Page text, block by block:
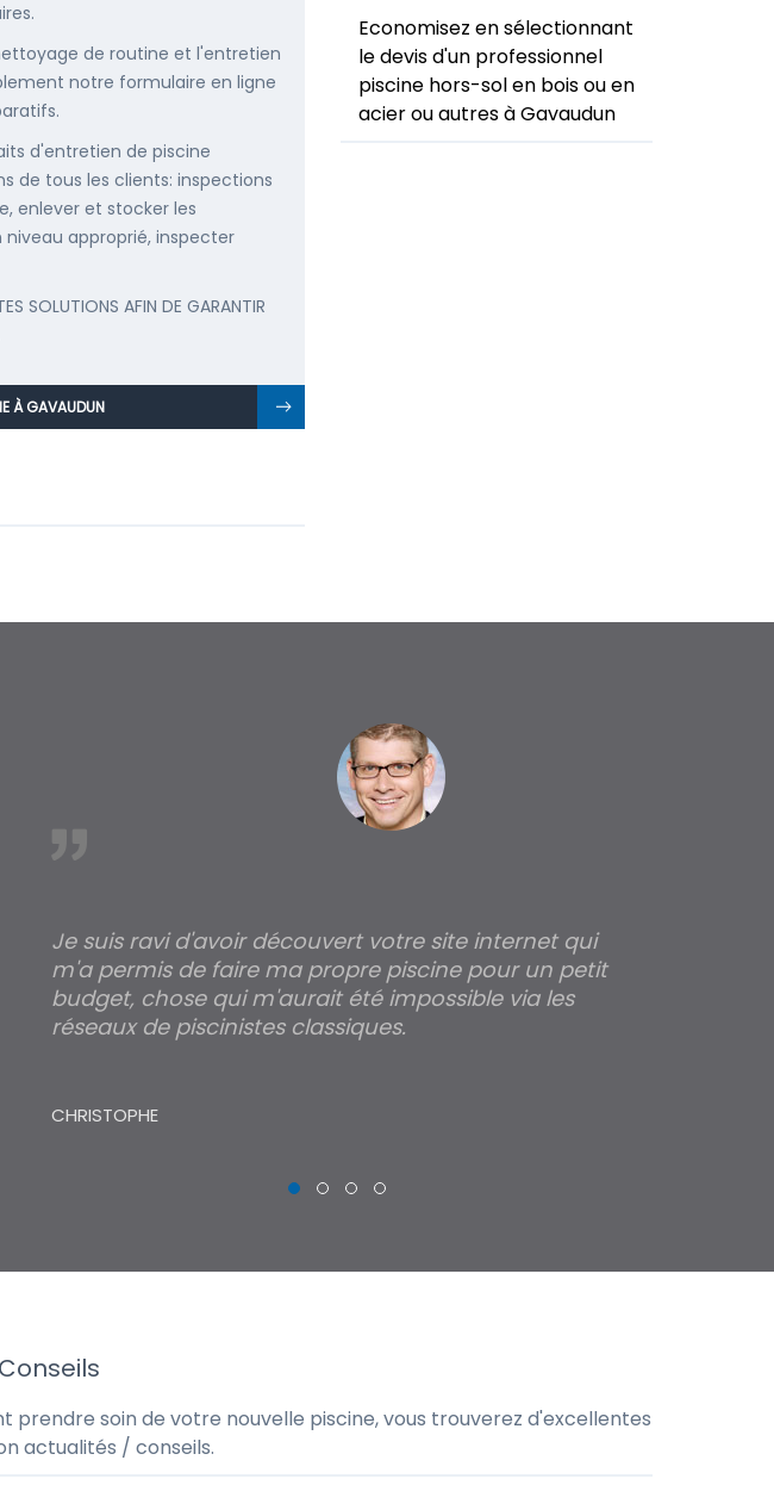
de routine et l'entretien
notre formulaire en ligne
d'entretien de piscine
de tous les clients: inspections
enlever et stocker les
approprié, inspecter
SOLUTIONS AFIN DE GARANTIR
À GAVAUDUN
Economisez en sélectionnant
le devis d'un professionnel
piscine hors-sol en bois ou en
acier ou autres à Gavaudun
Je suis ravi d'avoir découvert votre site internet qui
m'a permis de faire ma propre piscine pour un petit
budget, chose qui m'aurait été impossible via les
réseaux de piscinistes classiques.
CHRISTOPHE
prendre soin de votre nouvelle piscine, vous trouverez d'excellentes
actualités / conseils.